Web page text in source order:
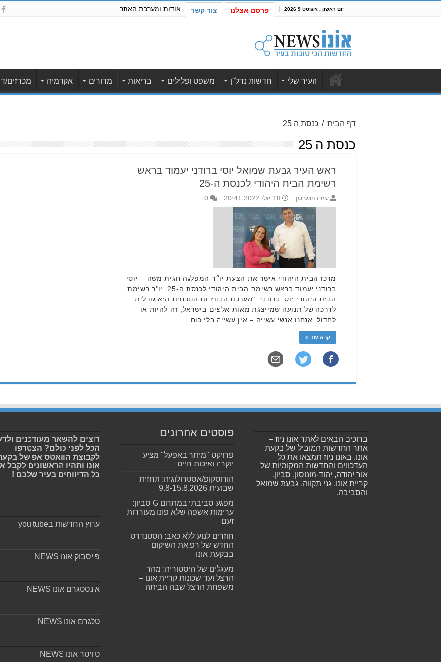
יום ראשון , אוגוסט 9 2026 פרסם אצלנו צור קשר אודות ומערכת האתר
העיר שלי חדשות נדל"ן משפט ופלילים בריאות מדורים אקדמיה מכרזים/
דף הבית / כנסת ה 25
כנסת ה 25
ראש העיר גבעת שמואל יוסי ברודני יעמוד בראש
רשימת הבית היהודי לכנסת ה-25
עידו וינגרטן 18 יולי 2022 20:41 0
מרכז הבית היהודי אישר את הצעת יו״ר המפלגה חגית משה – יוסי
ברודני יעמוד בראש רשימת הבית היהודי לכנסת ה-25. יו"ר רשימת
הבית היהודי יוסי ברודני: "מערכת הבחירות הנוכחית היא גורלית
לדרכה של תנועה שמייצגת מאות אלפים בישראל, זה להיות או
לחדול. אנחנו אנשי עשייה – אין עשייה בלי כוח …
קרא עוד »
ברוכים הבאים לאתר אונו ניוז –
אתר החדשות המוביל של בקעת
אונו. באונו ניוז תמצאו את כל
העדכונים והחדשות המקומיות של
אור יהודה, יהוד-מונוסון, סביון,
קריית אונו, גני תקווה, גבעת שמואל
והסביבה.
פוסטים אחרונים
פרויקט "מיתר באפעל" מציע
יוקרה ואיכות חיים
הורוסקופ/אסטרולוגיה: תחזית
שבועית 9.8-15.8.2026
מפגע סביבתי במתחם G סביון:
ערימות אשפה שלא פונו מעוררות
זעם
חוזרים לנוע ללא כאב: הסטנדרט
החדש של רפואת השיקום
בבקעת אונו
מעגלים של היסטוריה: מהר
הרצל ועד שכונות קריית אונו –
משפחת הרצל שבה הביתה
רוצים להשאר מעודכנים
הכל לפני כולם? הצטרפו
לקבוצת הוואטס אפ של
אונו ותהיו הראשונים לקבל
כל הדיווחים בעיר שלכם !
ערוץ החדשות בyou tube
פייסבוק אונו NEWS
אינסטגרם אונו NEWS
טלגרם אונו NEWS
טוויטר אונו NEWS